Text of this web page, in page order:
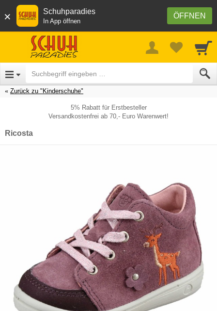
× ÖFFNEN
Schuhparadies
In App öffnen
Zurück zu "Kinderschuhe"
5% Rabatt für Erstbesteller
Versandkostenfrei ab 70,- Euro Warenwert!
Ricosta